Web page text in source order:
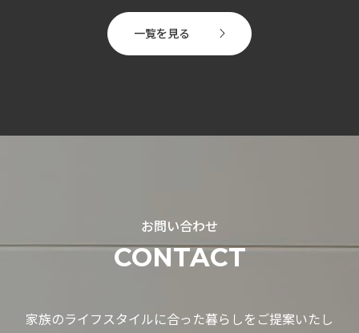
一覧を見る
お問い合わせ
CONTACT
家族のライフスタイルに合った暮らしをご提案いたし